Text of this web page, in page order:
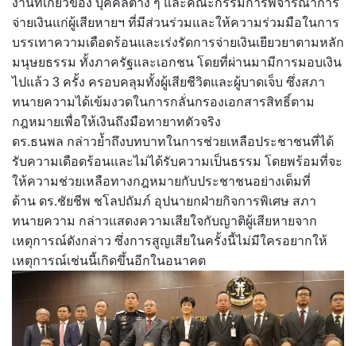
งานที่เกี่ยวข้อง บุคคลต่าง ๆ และคณะกรรมการพิจารณาการ
จ่ายเงินแก่ผู้เสียหายฯ ที่มีส่วนร่วมและให้ความร่วมมือในการ
บรรเทาความเดือดร้อนและเร่งรัดการจ่ายเงินเยียวยาตามหลัก
มนุษยธรรม ทั้งภาครัฐและเอกชน โดยที่ผ่านมามีการมอบเงิน
ไปแล้ว 3 ครั้ง ครอบคลุมทั้งผู้เสียชีวิตและผู้บาดเจ็บ ซึ่งสภา
ทนายความได้เข้มงวดในการกลั่นกรองเอกสารสิทธิ์ตาม
กฎหมายเพื่อให้เงินถึงมือทายาทตัวจริง
ดร.ธนพล กล่าวย้ำถึงบทบาทในการช่วยเหลือประชาชนที่ได้
รับความเดือดร้อนและไม่ได้รับความเป็นธรรม โดยพร้อมที่จะ
ให้ความช่วยเหลือทางกฎหมายกับประชาชนอย่างเต็มที่
ด้าน ดร.ชัยชีพ ชโลปถัมภ์ อุปนายกฝ่ายกิจการพิเศษ สภา
ทนายความ กล่าวแสดงความเสียใจกับญาติผู้เสียหายจาก
เหตุการณ์ดังกล่าว ซึ่งการสูญเสียในครั้งนี้ไม่มีใครอยากให้
เหตุการณ์เช่นนี้เกิดขึ้นอีกในอนาคต